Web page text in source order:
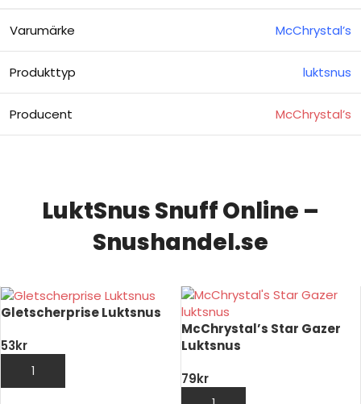
Varumärke McChrystal’s
Produkttyp luktsnus
Producent McChrystal’s
LuktSnus Snuff Online –
Snushandel.se
Gletscherprise Luktsnus
53kr
LÄGG TILL I VARUKORG
McChrystal’s Star Gazer
Luktsnus
79kr